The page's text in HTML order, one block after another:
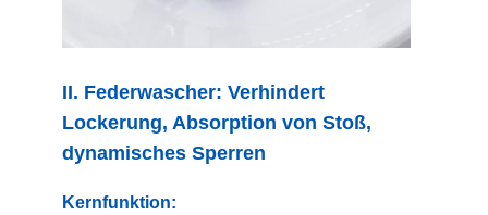
II. Federwascher: Verhindert
Lockerung, Absorption von Stoß,
dynamisches Sperren
Kernfunktion: